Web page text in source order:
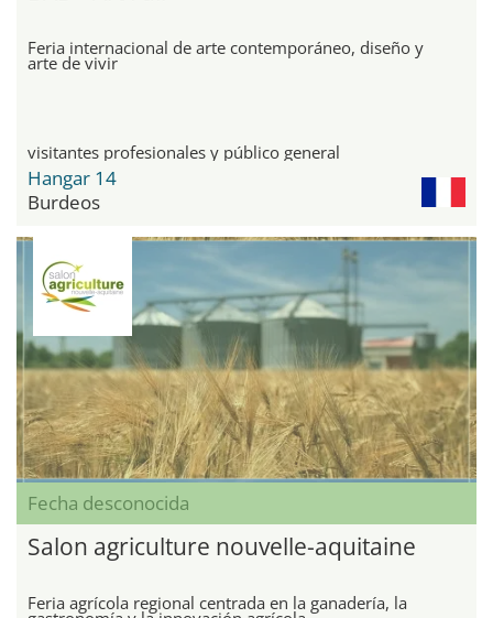
Feria internacional de arte contemporáneo, diseño y
arte de vivir
visitantes profesionales y público general
Hangar 14
Burdeos
Fecha desconocida
Salon agriculture nouvelle-aquitaine
Feria agrícola regional centrada en la ganadería, la